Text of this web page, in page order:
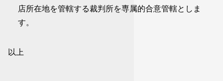
店所在地を管轄する裁判所を専属的合意管轄としま
す。
以上